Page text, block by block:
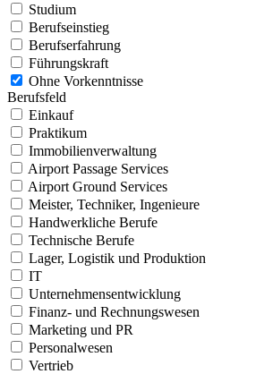
Studium
Berufseinstieg
Berufserfahrung
Führungskraft
Ohne Vorkenntnisse
Berufsfeld
Einkauf
Praktikum
Immobilienverwaltung
Airport Passage Services
Airport Ground Services
Meister, Techniker, Ingenieure
Handwerkliche Berufe
Technische Berufe
Lager, Logistik und Produktion
IT
Unternehmensentwicklung
Finanz- und Rechnungswesen
Marketing und PR
Personalwesen
Vertrieb